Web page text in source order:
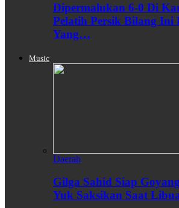
Dipermalukan 6-0 Di
Pelatih Persik Bilang Ini
Yang…
Music
Daerah
Gilga Sahid Siap
Yuk Saksikan Saat